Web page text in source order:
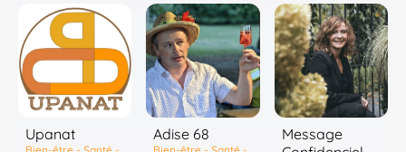
Upanat Adise 68
Message